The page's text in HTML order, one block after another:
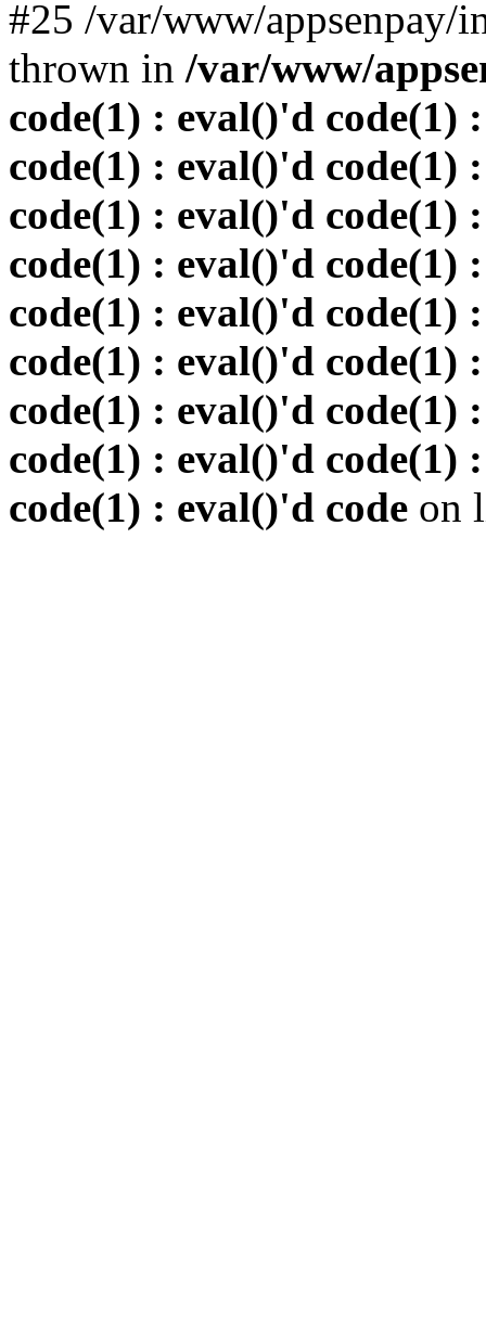
#25 /var/www/
thrown in /var/www/
code(1) : eval()'d code(1)
code(1) : eval()'d code(1)
code(1) : eval()'d code(1)
code(1) : eval()'d code(1)
code(1) : eval()'d code(1)
code(1) : eval()'d code(1)
code(1) : eval()'d code(1)
code(1) : eval()'d code(1)
code(1) : eval()'d code on